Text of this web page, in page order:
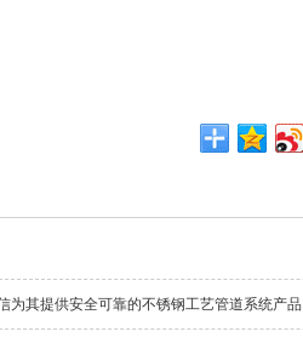
为其提供安全可靠的不锈钢工艺管道系统产品